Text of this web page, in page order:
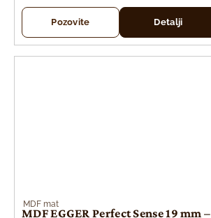
Pozovite Detalji
MDF mat
MDF EGGER Perfect Sense 19 mm –